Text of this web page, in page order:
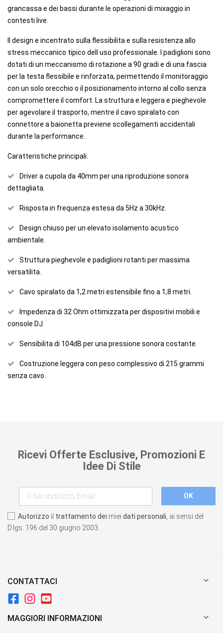
grancassa e dei bassi durante le operazioni di mixaggio in
contesti live.
Il design e incentrato sulla flessibilita e sulla resistenza allo
stress meccanico tipico dell uso professionale. I padiglioni sono
dotati di un meccanismo di rotazione a 90 gradi e di una fascia
per la testa flessibile e rinforzata, permettendo il monitoraggio
con un solo orecchio o il posizionamento intorno al collo senza
compromettere il comfort. La struttura e leggera e pieghevole
per agevolare il trasporto, mentre il cavo spiralato con
connettore a baionetta previene scollegamenti accidentali
durante la performance.
Caratteristiche principali:
Driver a cupola da 40mm per una riproduzione sonora
dettagliata.
Risposta in frequenza estesa da 5Hz a 30kHz.
Design chiuso per un elevato isolamento acustico
ambientale.
Struttura pieghevole e padiglioni rotanti per massima
versatilita.
Cavo spiralato da 1,2 metri estensibile fino a 1,8 metri.
Impedenza di 32 Ohm ottimizzata per dispositivi mobili e
console DJ.
Sensibilita di 104dB per una pressione sonora costante.
Costruzione leggera con peso complessivo di 215 grammi
senza cavo.
Ricevi Offerte Esclusive, Promozioni E
Idee Di Stile
Autorizzo il trattamento dei miei dati personali , ai sensi del
D.lgs. 196 del 30 giugno 2003.
CONTATTACI 
MAGGIORI INFORMAZIONI 